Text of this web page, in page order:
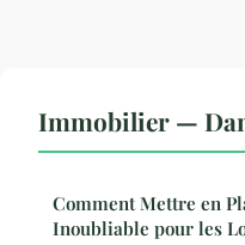
Immobilier —
Comment Mettre en
Inoubliable pour les